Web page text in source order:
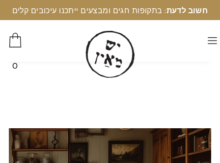
חשוב לדעת: בתקופות חגים ומבצעים ייתכנו עיכובים קלים
0